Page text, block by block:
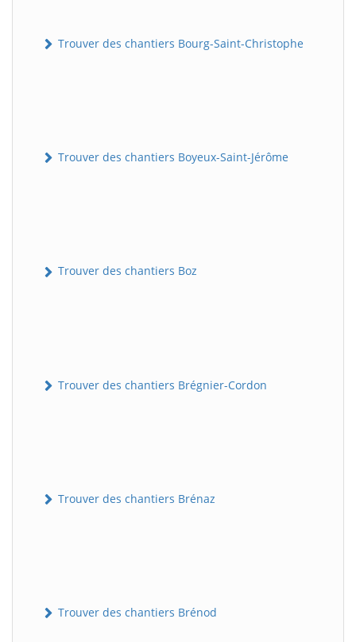
Trouver des chantiers Bourg-Saint-Christophe
Trouver des chantiers Boyeux-Saint-Jérôme
Trouver des chantiers Boz
Trouver des chantiers Brégnier-Cordon
Trouver des chantiers Brénaz
Trouver des chantiers Brénod